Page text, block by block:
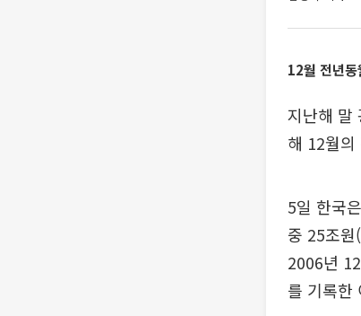
12월 전년
지난해 말
해 12월
5일 한국
중 25조
2006년
를 기록한